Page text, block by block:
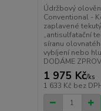
Údržbový
Conventional -
zaplavené
„antisulfatační
síranu
vybíjení nebo
DODÁME
1 975 Kč/ks
1 633 Kč bez